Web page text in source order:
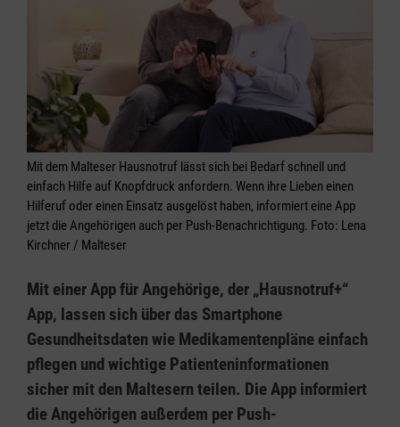
Mit dem Malteser Hausnotruf lässt sich bei Bedarf schnell und
einfach Hilfe auf Knopfdruck anfordern. Wenn ihre Lieben einen
Hilferuf oder einen Einsatz ausgelöst haben, informiert eine App
jetzt die Angehörigen auch per Push-Benachrichtigung. Foto: Lena
Kirchner / Malteser
Mit einer App für Angehörige, der „Hausnotruf+“
App, lassen sich über das Smartphone
Gesundheitsdaten wie Medikamentenpläne einfach
pflegen und wichtige Patienteninformationen
sicher mit den Maltesern teilen. Die App informiert
die Angehörigen außerdem per Push-